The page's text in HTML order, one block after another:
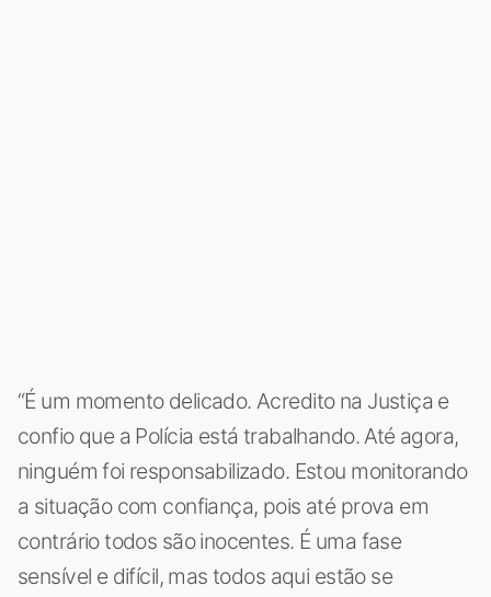
“É um momento delicado. Acredito na Justiça e
confio que a Polícia está trabalhando. Até agora,
ninguém foi responsabilizado. Estou monitorando
a situação com confiança, pois até prova em
contrário todos são inocentes. É uma fase
sensível e difícil, mas todos aqui estão se